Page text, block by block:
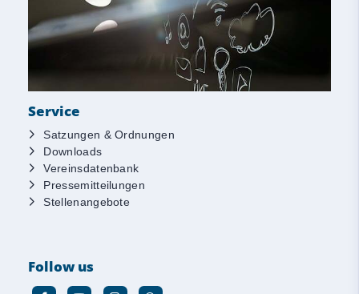
Service
Satzungen & Ordnungen
Downloads
Vereinsdatenbank
Pressemitteilungen
Stellenangebote
Follow us